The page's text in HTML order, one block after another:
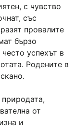
с чувство
със
провалите
бързо
успехът в
Родените в
от
и